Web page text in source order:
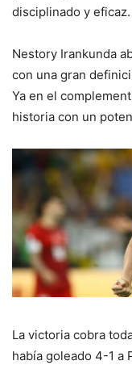
disciplinado y eficaz.
Nestory Irankunda
con una gran
Ya en el
historia con un
La victoria cobra
había goleado 4-1 a